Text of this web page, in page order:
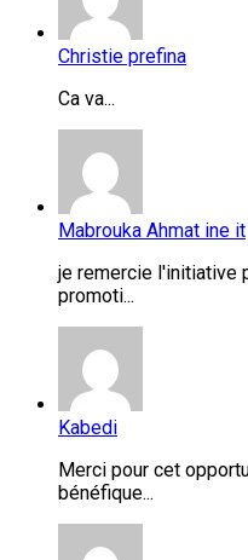
Christie prefina
Ca va...
Mabrouka Ahmat ine it
je remercie l'initiative
promoti...
Kabedi
Merci pour cet
bénéfique...